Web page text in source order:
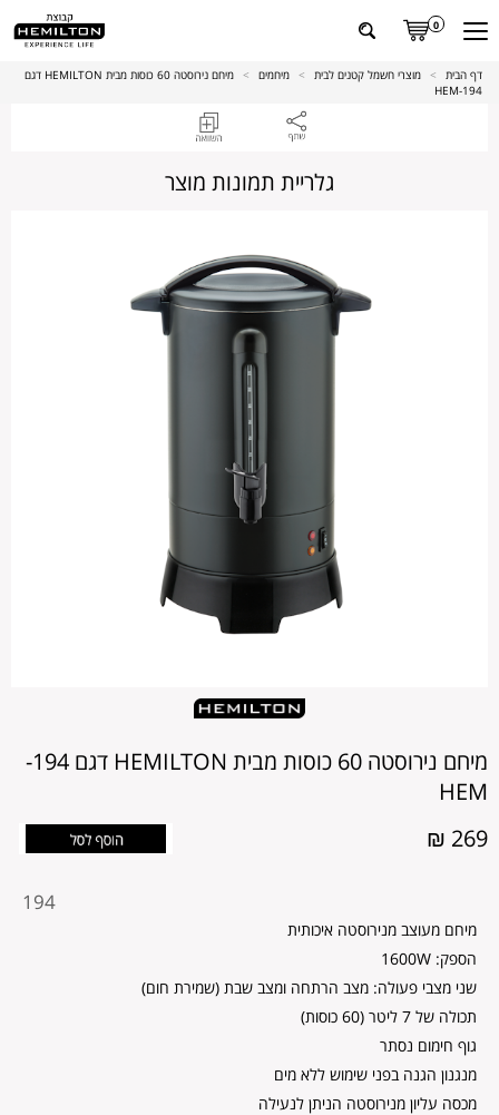
0
דף הבית > מוצרי חשמל קטנים לבית > מיחמים >
מיחם נירוסטה 60 כוסות מבית HEMILTON דגם
194-HEM
מיחם נירוסטה 60 כוסות מבית HEMILTON דגם 194-
HEM
269 ₪
194
מוצר
מיחם מעוצב מנירוסטה איכותית
הספק: 1600W
שני מצבי פעולה: מצב הרתחה ומצב שבת (שמירת חום)
תכולה של 7 ליטר (60 כוסות)
גוף חימום נסתר
מנגנון הגנה בפני שימוש ללא מים
מכסה עליון מנירוסטה הניתן לנעילה
גלריית תמונות מוצר